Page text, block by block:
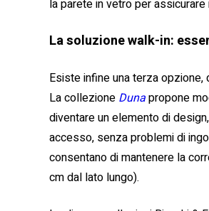
la parete in vetro per
La soluzione walk-in:
Esiste infine una terza
La collezione Dunapropone
diventare un elemento di
accesso, senza problemi di
consentano di mantenere la
cm dal lato lungo).